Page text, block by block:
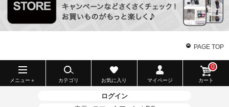
PAGE TOP
メニュー＋ カテゴリ お気に入り マイページ カート
0
ログイン